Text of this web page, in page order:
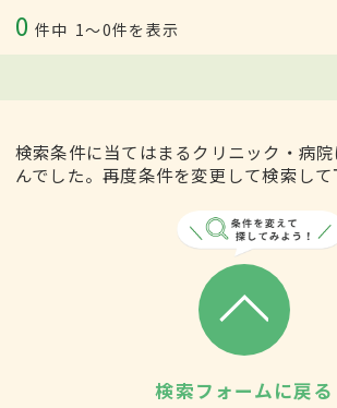
0 件中 1〜0件を表示
検索条件に当てはまるクリニック・病
んでした。再度条件を変更して検索して
検索フォームに戻る